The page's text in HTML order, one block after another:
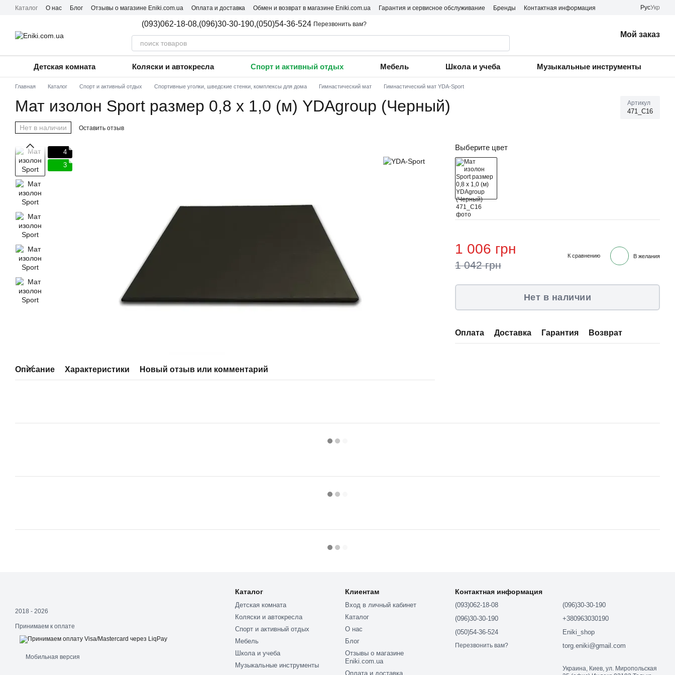
Перейти к основному контенту
Каталог О нас Блог Отзывы о магазине Eniki.com.ua Оплата и доставка Обмен и возврат в магазине Eniki.com.ua Гарантия и сервисное обслуживание Бренды
Контактная информация
РусУкр
(093)062-18-08,(096)30-30-190,(050)54-36-524 Перезвонить вам?
Мой заказ
Детская комната Коляски и автокресла Спорт и активный отдых Мебель Школа и учеба Музыкальные инструменты
Главная Каталог Спорт и активный отдых Спортивные уголки, шведские стенки, комплексы для дома Гимнастический мат Гимнастический мат YDA-Sport
Мат изолон Sport размер 0,8 х 1,0 (м) YDAgroup (Черный) Артикул
471_C16
Нет в наличии Оставить отзыв
4
3
Описание Характеристики Новый отзыв или комментарий
Выберите цвет
1 006 грн
1 042 грн
К сравнению В желания
Нет в наличии
Оплата Доставка Гарантия Возврат
2018 - 2026
Принимаем к оплате
Мобильная версия
Каталог
Детская комната
Коляски и автокресла
Спорт и активный отдых
Мебель
Школа и учеба
Музыкальные инструменты
Клиентам
Вход в личный кабинет
Каталог
О нас
Блог
Отзывы о магазине
Eniki.com.ua
Оплата и доставка
Контактная информация
(093)062-18-08
(096)30-30-190
(050)54-36-524
Перезвонить вам?
(096)30-30-190
+380963030190
Eniki_shop
torg.eniki@gmail.com
Украина, Киев, ул. Миропольская